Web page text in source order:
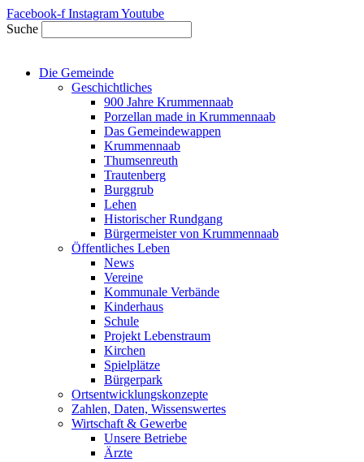
Zum
Inhalt
springen
Facebook-f InstagramYoutube
Suche
Die Gemeinde
Geschichtliches
900 Jahre Krummennaab
Porzellan made in Krummennaab
Das Gemeindewappen
Krummennaab
Thumsenreuth
Trautenberg
Burggrub
Lehen
Historischer Rundgang
Bürgermeister von Krummennaab
Öffentliches Leben
News
Vereine
Kommunale Verbände
Kinderhaus
Schule
Projekt Lebenstraum
Kirchen
Spielplätze
Bürgerpark
Ortsentwicklungskonzepte
Zahlen, Daten, Wissenswertes
Wirtschaft & Gewerbe
Unsere Betriebe
Ärzte